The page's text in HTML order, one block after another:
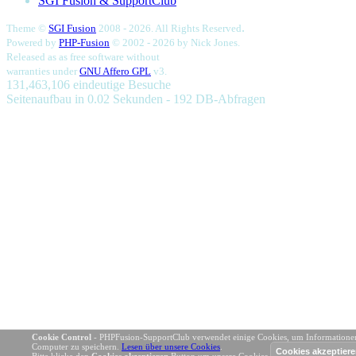
Cookie Control - PHPFusion-SupportClub verwendet einige Cookies, um
Computer zu speichern. Lesen über unsere Cookies
Theme © SGI Fusion 2008 - 2026. All Rights Reserved.
Powered by PHP-Fusion © 2002 - 2026 by Nick Jones.
Released as as free software without
warranties under GNU Affero GPL v3.
131,463,106 eindeutige Besuche
Seitenaufbau in 0.02 Sekunden - 192 DB-Abfragen